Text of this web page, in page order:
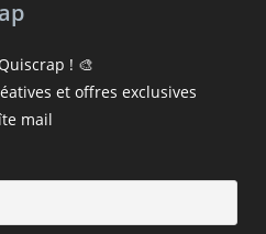
! 🎨
et offres exclusives
mail